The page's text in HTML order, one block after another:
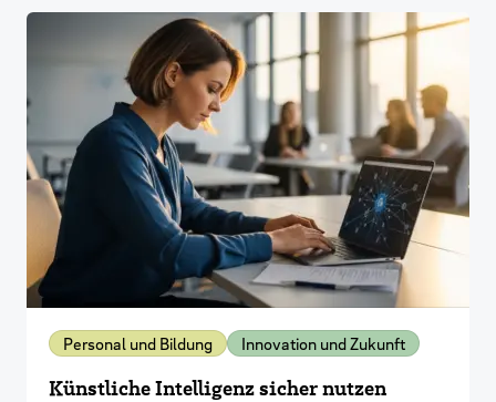
Personal und Bildung Innovation und Zukunft
Künstliche Intelligenz sicher nutzen